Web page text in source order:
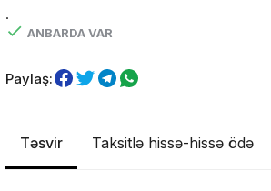
.
ANBARDA VAR
Paylaş:
Təsvir Taksitlə hissə-hissə ödə